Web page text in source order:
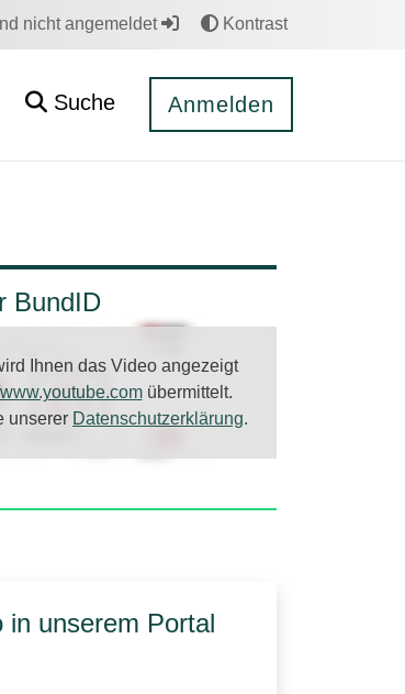
nicht angemeldet Kontrast
Suche Anmelden
BundID
Ihnen das Video angezeigt
übermittelt.
unserer Datenschutzerklärung.
in unserem Portal